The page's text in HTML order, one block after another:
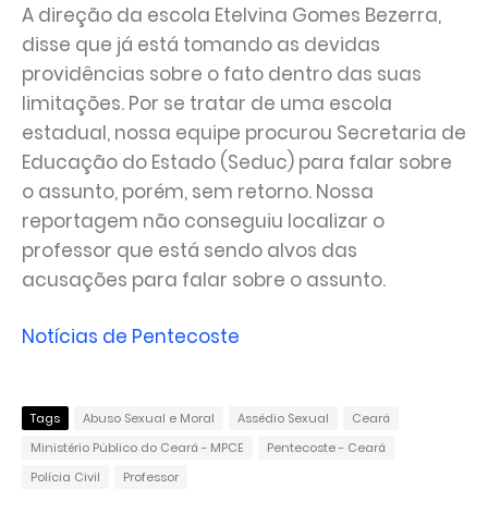
A direção da escola Etelvina Gomes Bezerra,
disse que já está tomando as devidas
providências sobre o fato dentro das suas
limitações. Por se tratar de uma escola
estadual, nossa equipe procurou Secretaria de
Educação do Estado (Seduc) para falar sobre
o assunto, porém, sem retorno. Nossa
reportagem não conseguiu localizar o
professor que está sendo alvos das
acusações para falar sobre o assunto.
Notícias de Pentecoste
Tags Abuso Sexual e Moral Assédio Sexual
Ceará
Ministério Público do Ceará - MPCE
Pentecoste - Ceará
Polícia Civil
Professor